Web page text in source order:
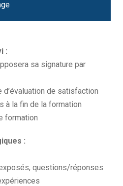
:
sa signature par
d’évaluation de satisfaction
à la fin de la formation
formation
:
questions/réponses